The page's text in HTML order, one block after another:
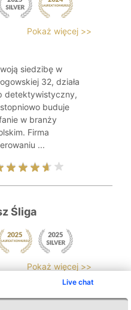
Live chat
Pokaż więcej >>
siedzibę w
32, działa
detektywistyczny,
buduje
w branży
Firma
...
Śliga
Pokaż więcej >>